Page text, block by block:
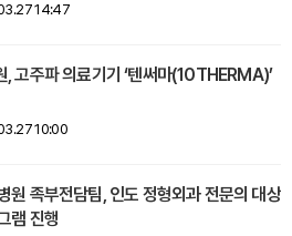
14:47
, 고주파 의료기기 ‘텐써마(10THERMA)’
10:00
원 족부전담팀, 인도 정형외과 전문의 대상
램 진행